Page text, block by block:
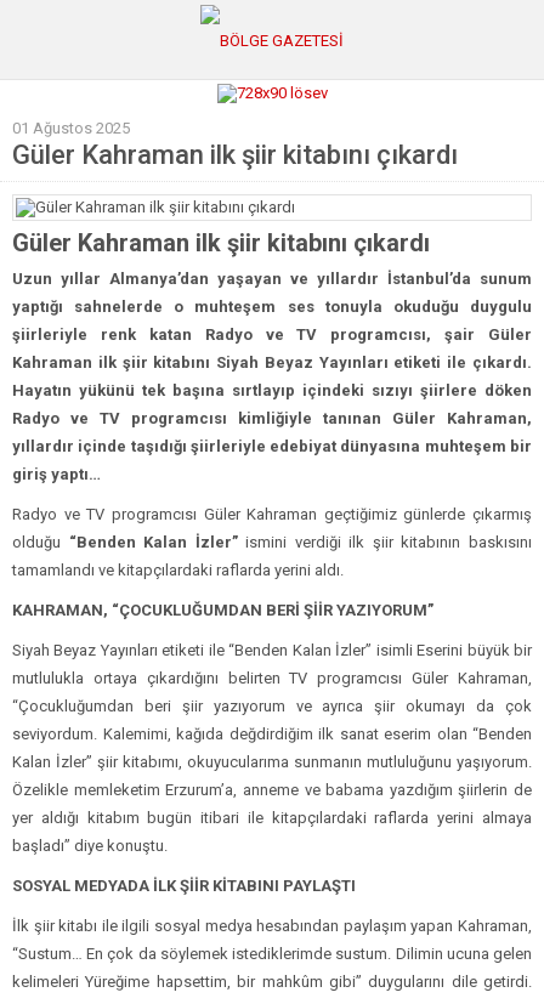
GÜNCEL
POLİTİKA
Polis & Adliye
EKONOMİ
YAZARLAR
Sağlık & Yaşam
Kültür & Sanat
EĞİTİM
01 Ağustos 2025
Güler Kahraman ilk şiir kitabını çıkardı
Güler Kahraman ilk şiir kitabını çıkardı
Uzun yıllar Almanya’dan yaşayan ve yıllardır İstanbul’da sunum
yaptığı sahnelerde o muhteşem ses tonuyla okuduğu duygulu
şiirleriyle renk katan Radyo ve TV programcısı, şair Güler
Kahraman ilk şiir kitabını Siyah Beyaz Yayınları etiketi ile çıkardı.
Hayatın yükünü tek başına sırtlayıp içindeki sızıyı şiirlere döken
Radyo ve TV programcısı kimliğiyle tanınan Güler Kahraman,
yıllardır içinde taşıdığı şiirleriyle edebiyat dünyasına muhteşem bir
giriş yaptı…
Radyo ve TV programcısı Güler Kahraman geçtiğimiz günlerde çıkarmış
olduğu “Benden Kalan İzler”ismini verdiği ilk şiir kitabının baskısını
tamamlandı ve kitapçılardaki raflarda yerini aldı.
KAHRAMAN, “ÇOCUKLUĞUMDAN BERİ ŞİİR YAZIYORUM”
Siyah Beyaz Yayınları etiketi ile “Benden Kalan İzler” isimli Eserini büyük bir
mutlulukla ortaya çıkardığını belirten TV programcısı Güler Kahraman,
“Çocukluğumdan beri şiir yazıyorum ve ayrıca şiir okumayı da çok
seviyordum. Kalemimi, kağıda değdirdiğim ilk sanat eserim olan “Benden
Kalan İzler” şiir kitabımı, okuyucularıma sunmanın mutluluğunu yaşıyorum.
Özelikle memleketim Erzurum’a, anneme ve babama yazdığım şiirlerin de
yer aldığı kitabım bugün itibari ile kitapçılardaki raflarda yerini almaya
başladı” diye konuştu.
SOSYAL MEDYADA İLK ŞİİR KİTABINI PAYLAŞTI
İlk şiir kitabı ile ilgili sosyal medya hesabından paylaşım yapan Kahraman,
“Sustum… En çok da söylemek istediklerimde sustum. Dilimin ucuna gelen
kelimeleri Yüreğime hapsettim, bir mahkûm gibi” duygularını dile getirdi.